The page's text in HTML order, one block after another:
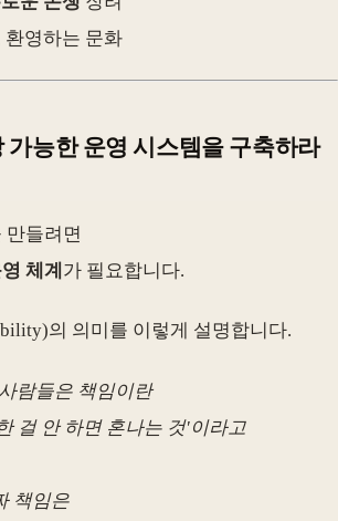
환영하는 문화
가능한 운영 시스템을 구축하라
만들려면
체계 가 필요합니다.
의 의미를 이렇게 설명합니다.
람들은 책임이란
걸 안 하면 혼나는 것'이라고
책임은